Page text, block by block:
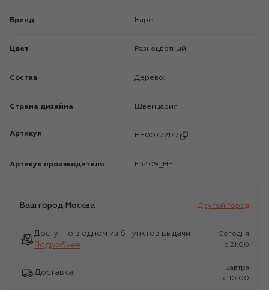
Бренд Hape
Цвет Разноцветный
Состав Дерево;
Страна дизайна Швейцария
Артикул HE00772177
Артикул производителя E3409_HP
Ваш город Москва Другой город
Доступно в одном из 6 пунктов выдачи
Подробнее
Сегодня
c 21:00
Доставка
Завтра
c 10:00